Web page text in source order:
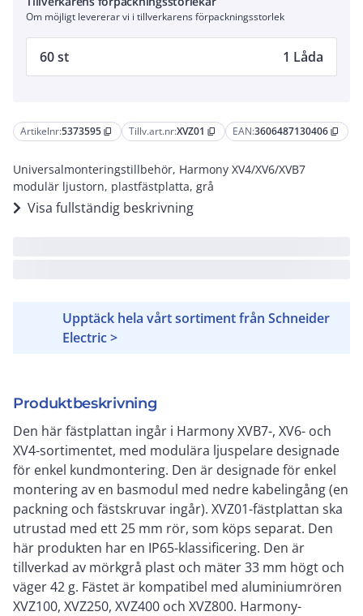
Artikelnr:5373595 content_copy Tillv.art.nr:XVZ01 content_copy EAN:3606487130406 content_copy
Universalmonteringstillbehör, Harmony XV4/XV6/XVB7
modulär ljustorn, plastfästplatta, grå
Visa fullständig beskrivning
Upptäck hela vårt sortiment från Schneider
Electric >
Produktbeskrivning
Den här fästplattan ingår i Harmony XVB7-, XV6- och
XV4-sortimentet, med modulära ljuspelare designade
för enkel kundmontering. Den är designade för enkel
montering av en basmodul med nedre kabelingång (en
packning och fästskruvar ingår). XVZ01-fästplattan ska
utrustad med ett 25 mm rör, som köps separat. Den
här produkten har en IP65-klassificering. Den är
tillverkad av mörkgrå plast och mäter 33 mm högt och
väger 42 g. Fästet är kompatibel med aluminiumrören
XVZ100, XVZ250, XVZ400 och XVZ800. Harmony-
Om möjligt levererar vi i tillverkarens förpackningsstorlek
60 st 1 Låda